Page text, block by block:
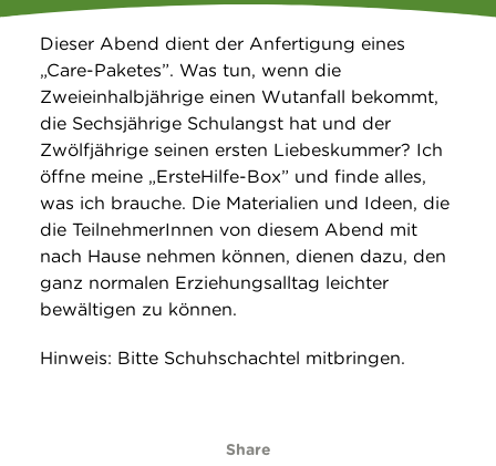
Über uns
Suche
Dieser Abend dient der Anfertigung eines
„Care-Paketes”. Was tun, wenn die
Zweieinhalbjährige einen Wutanfall bekommt,
die Sechsjährige Schulangst hat und der
Zwölfjährige seinen ersten Liebeskummer? Ich
öffne meine „ErsteHilfe-Box” und finde alles,
was ich brauche. Die Materialien und Ideen, die
die TeilnehmerInnen von diesem Abend mit
nach Hause nehmen können, dienen dazu, den
ganz normalen Erziehungsalltag leichter
bewältigen zu können.
Hinweis: Bitte Schuhschachtel mitbringen.
Share